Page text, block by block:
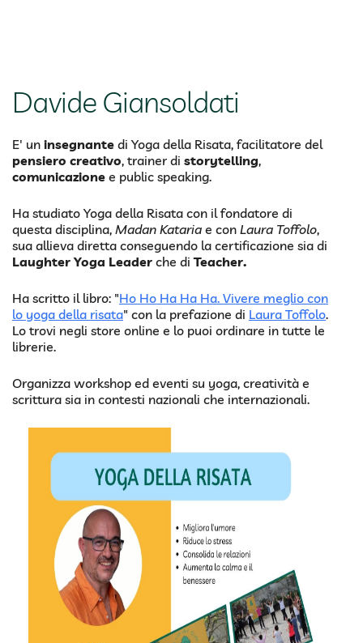
Davide Giansoldati
E' un insegnante di Yoga della Risata, facilitatore del
pensiero creativo, trainer di storytelling,
comunicazione e public speaking.
Ha studiato Yoga della Risata con il fondatore di
questa disciplina, Madan Kataria e con Laura Toffolo,
sua allieva diretta conseguendo la certificazione sia di
Laughter Yoga Leader che di Teacher.
Ha scritto il libro: "Ho Ho Ha Ha Ha. Vivere meglio con
lo yoga della risata" con la prefazione di Laura Toffolo.
Lo trovi negli store online e lo puoi ordinare in tutte le
librerie.
Organizza workshop ed eventi su yoga, creatività e
scrittura sia in contesti nazionali che internazionali.